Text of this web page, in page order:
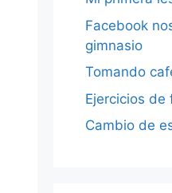
Facebook
gimnasio
Tomando
Ejercicios de
Cambio de